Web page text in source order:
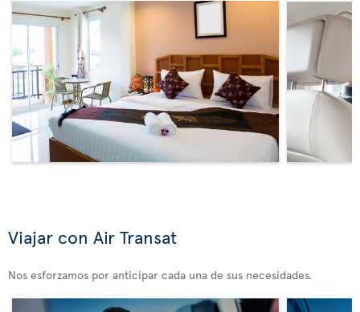
Viajar con Air Transat
Nos esforzamos por anticipar cada una de sus necesidades.